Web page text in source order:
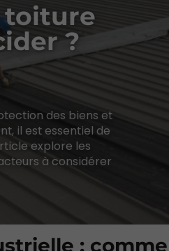
toiture
?
des biens et
il est essentiel de
explore les
à considérer
: